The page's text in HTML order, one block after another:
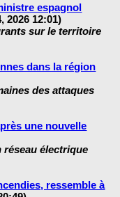
espagnol
2026 12:01)
sur le territoire
dans la région
des attaques
une nouvelle
réseau électrique
ressemble à